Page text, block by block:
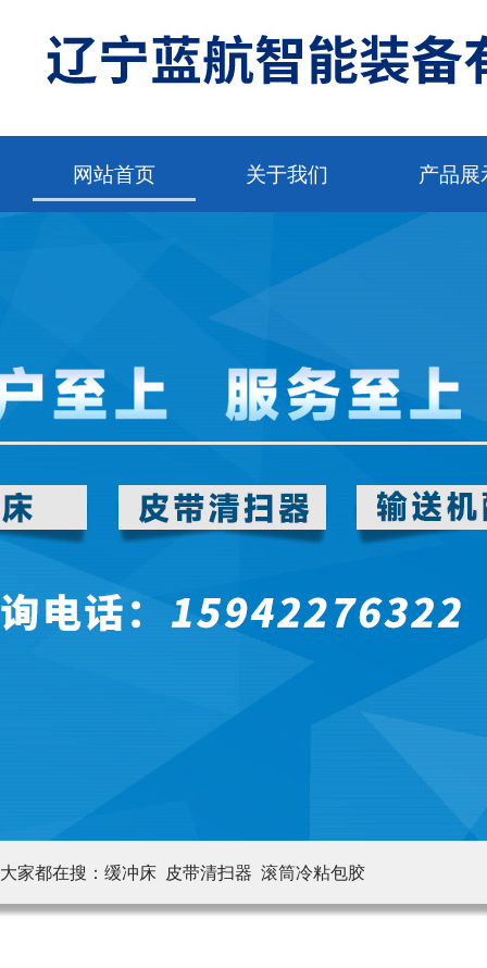
网站首页 关于我们 产品展
大家都在搜： 缓冲床 皮带清扫器 滚筒冷粘包胶